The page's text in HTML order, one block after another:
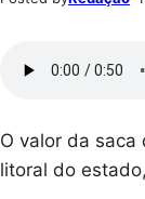
O valor da saca
litoral do